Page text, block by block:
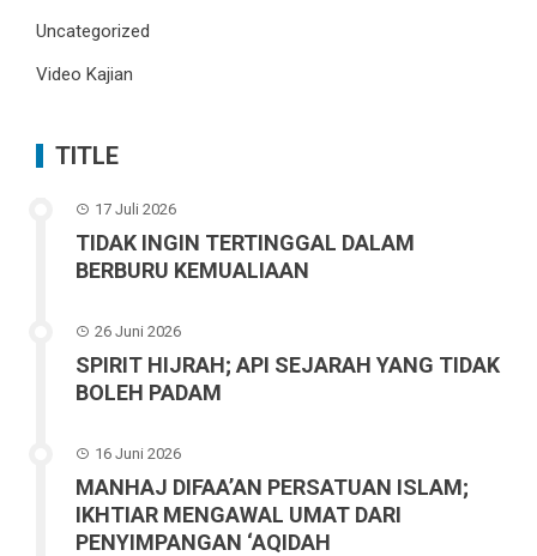
Uncategorized
Video Kajian
TITLE
17 Juli 2026
TIDAK INGIN TERTINGGAL DALAM
BERBURU KEMUALIAAN
26 Juni 2026
SPIRIT HIJRAH; API SEJARAH YANG TIDAK
BOLEH PADAM
16 Juni 2026
MANHAJ DIFAA’AN PERSATUAN ISLAM;
IKHTIAR MENGAWAL UMAT DARI
PENYIMPANGAN ‘AQIDAH